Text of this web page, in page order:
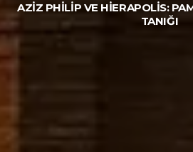
AZIZ PHILIP VE HIERAPOLIS:
TANIĞI